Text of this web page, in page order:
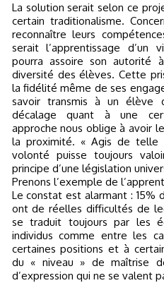
La solution serait selon ce
certain traditionalisme.
reconnaître leurs
serait l’apprentissage d’un
pourra assoire son autorité
diversité des élèves. Cette
la fidélité même de ses
savoir transmis à un élève
décalage quant à une
approche nous oblige à avoir
la proximité. « Agis de
volonté puisse toujours
principe d’une législation
Prenons l’exemple de
Le constat est alarmant : 15%
ont de réelles difficultés de
se traduit toujours par les
individus comme entre les
certaines positions et à
du « niveau » de maîtrise
d’expression qui ne se valent